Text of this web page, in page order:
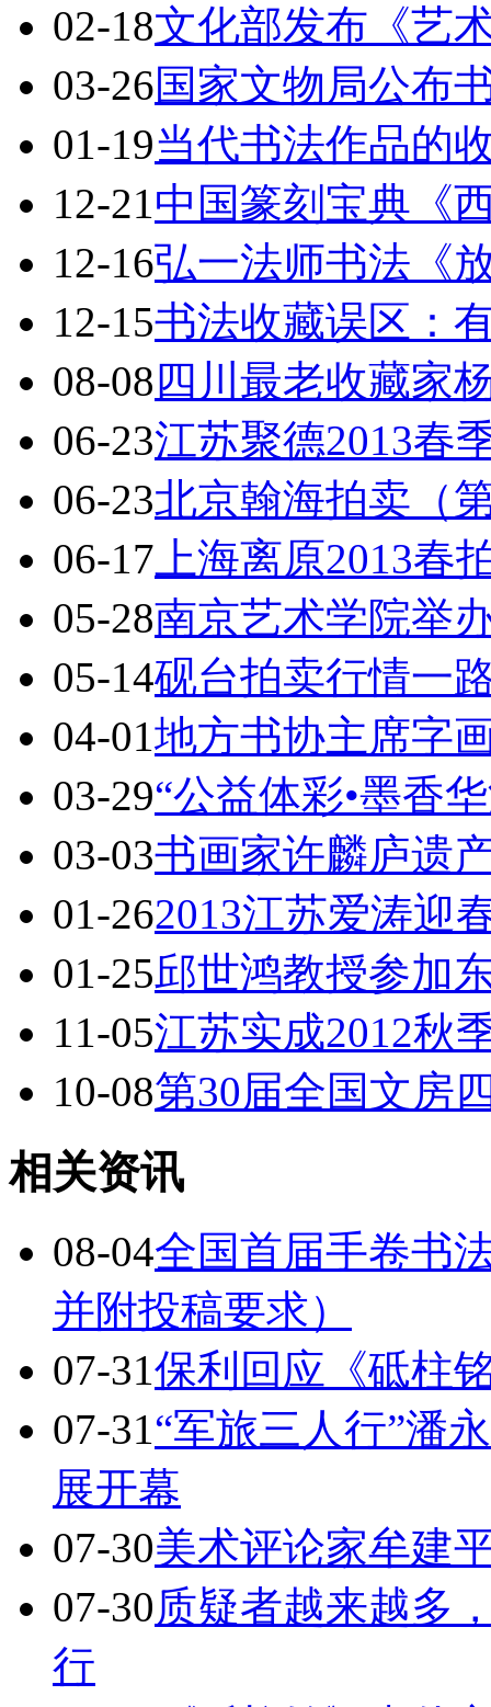
02-18文化部发布《艺
03-26国家文物局公布
01-19当代书法作品的
12-21中国篆刻宝典《
12-16弘一法师书法《
12-15书法收藏误区：
08-08 四川最老收藏家
06-23江苏聚德2013春
06-23北京翰海拍卖（
06-17 上海离原2013春
05-28南京艺术学院举
05-14砚台拍卖行情一
04-01地方书协主席字
03-29“公益体彩•墨香
03-03书画家许麟庐遗
01-262013江苏爱涛迎
01-25邱世鸿教授参加
11-05江苏实成2012秋
10-08第30届全国文房
相关资讯
08-04全国首届手卷书
并附投稿要求）
07-31保利回应《砥柱
07-31“军旅三人行”潘
展开幕
07-30美术评论家牟建
07-30质疑者越来越多
行